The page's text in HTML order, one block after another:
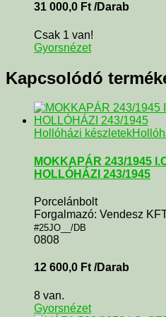
31 000,0 Ft /Darab
Csak 1 van!
Gyorsnézet
Kapcsolódó
Hollóházi készletek
MOKKAPÁR 243/1945
HOLLÓHÁZI 243/1945
Porcelánbolt
Forgalmazó: Vendesz
#25JO__/DB
0808
12 600,0 Ft /Darab
8 van.
Gyorsnézet